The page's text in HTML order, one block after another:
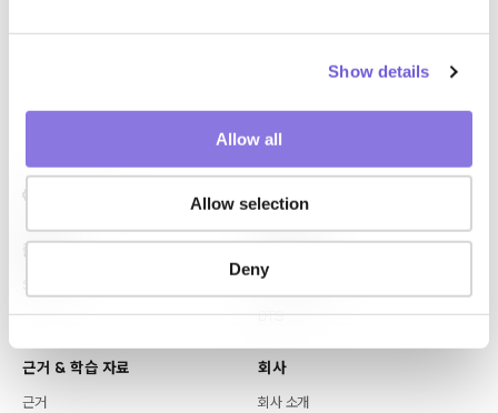
Show details
Allow all
Allow selection
Deny
플랫폼 핵심 역량
LLM Capsule
DTS
근거 & 학습 자료
근거
회사
회사 소개